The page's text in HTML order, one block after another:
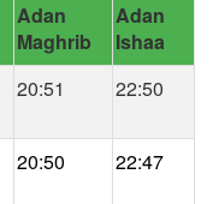
Adan
Maghrib
Adan
Ishaa
20:51 22:50
20:50 22:47